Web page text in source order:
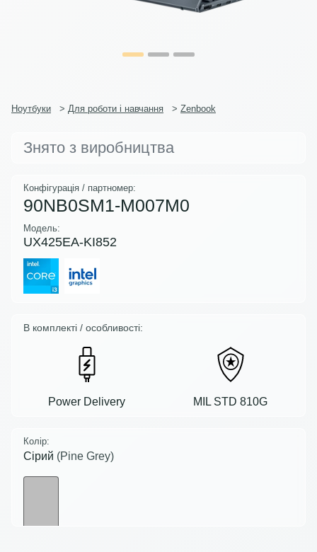
Ноутбуки > Для роботи і навчання > Zenbook
Знято з виробництва
Конфігурація / партномер:
90NB0SM1-M007M0
Модель:
UX425EA-KI852
В комплекті / особливості:
Power Delivery MIL STD 810G
Колір:
Сірий (Pine Grey)